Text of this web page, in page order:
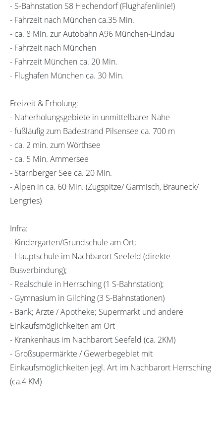
- S-Bahnstation S8 Hechendorf (Flughafenlinie!)
- Fahrzeit nach München ca.35 Min.
- ca. 8 Min. zur Autobahn A96 München-Lindau
- Fahrzeit nach München
- Fahrzeit München ca. 20 Min.
- Flughafen München ca. 30 Min.
Freizeit & Erholung:
- Naherholungsgebiete in unmittelbarer Nähe
- fußläufig zum Badestrand Pilsensee ca. 700 m
- ca. 2 min. zum Wörthsee
- ca. 5 Min. Ammersee
- Starnberger See ca. 20 Min.
- Alpen in ca. 60 Min. (Zugspitze/ Garmisch, Brauneck/
Lengries)
Infra:
- Kindergarten/Grundschule am Ort;
- Hauptschule im Nachbarort Seefeld (direkte
Busverbindung);
- Realschule in Herrsching (1 S-Bahnstation);
- Gymnasium in Gilching (3 S-Bahnstationen)
- Bank; Ärzte / Apotheke; Supermarkt und andere
Einkaufsmöglichkeiten am Ort
- Krankenhaus im Nachbarort Seefeld (ca. 2KM)
- Großsupermärkte / Gewerbegebiet mit
Einkaufsmöglichkeiten jegl. Art im Nachbarort Herrsching
(ca.4 KM)